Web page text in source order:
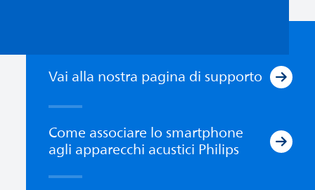
Vai alla nostra pagina di supporto
Come associare lo smartphone
agli apparecchi acustici Philips